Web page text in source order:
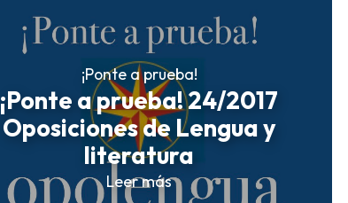
¡Ponte a prueba!
¡Ponte a prueba! 24/2017
Oposiciones de Lengua y
literatura
Leer más